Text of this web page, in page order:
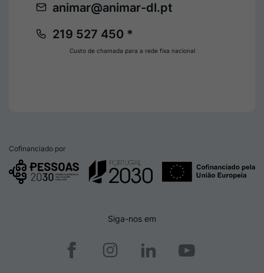
219 527 450 *
animar@animar-dl.pt
Custo de chamada para a rede fixa nacional
Cofinanciado por
Siga-nos em